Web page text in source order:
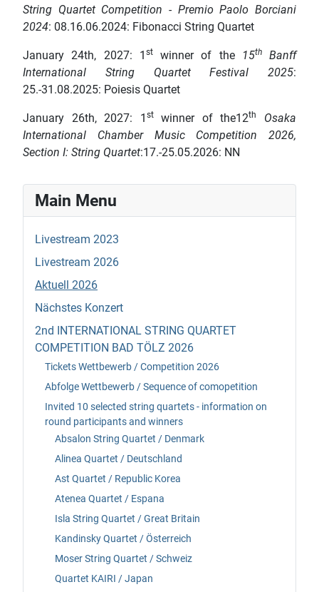
String Quartet Competition - Premio Paolo Borciani
2024: 08.16.06.2024: Fibonacci String Quartet
January 24th, 2027: 1 stwinner of the 15thBanff
International String Quartet Festival 2025:
25.-31.08.2025: Poiesis Quartet
January 26th, 2027: 1 stwinner of the12th
Osaka
International Chamber Music Competition 2026,
Section I: String Quartet:17.-25.05.2026: NN
Main Menu
Livestream 2023
Livestream 2026
Aktuell 2026
Nächstes Konzert
2nd INTERNATIONAL STRING QUARTET
COMPETITION BAD TÖLZ 2026
Tickets Wettbewerb / Competition 2026
Abfolge Wettbewerb / Sequence of comopetition
Invited 10 selected string quartets - information on
round participants and winners
Absalon String Quartet / Denmark
Alinea Quartet / Deutschland
Ast Quartet / Republic Korea
Atenea Quartet / Espana
Isla String Quartet / Great Britain
Kandinsky Quartet / Österreich
Moser String Quartet / Schweiz
Quartet KAIRI / Japan